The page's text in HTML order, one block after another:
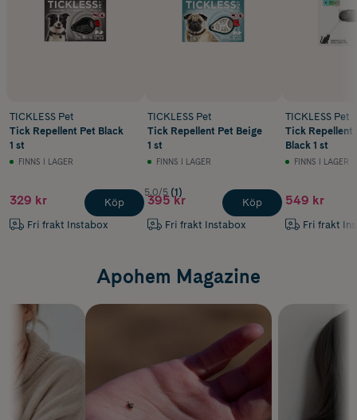
TICKLESS Pet
Tick Repellent Pet Black
1 st
FINNS I LAGER
329 kr
Fri frakt Instabox
Köp
TICKLESS Pet
Tick Repellent Pet Beige
1 st
FINNS I LAGER
5.0/5 (1)
395 kr
Fri frakt Instabox
Köp
TICKLESS Pet
Tick Repellent
Black 1 st
FINNS I LAGER
549 kr
Fri frakt
Apohem Magazine